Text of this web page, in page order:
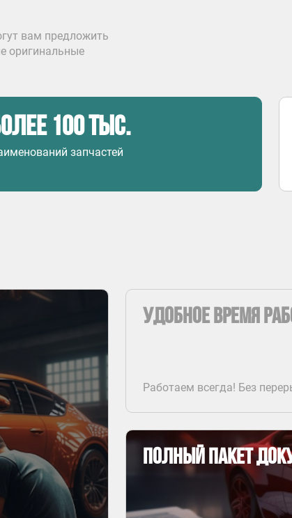
вам предложить
оригинальные
100 тыс.
запчастей
Удобное время
Работаем всегда! Без
Полный пакет